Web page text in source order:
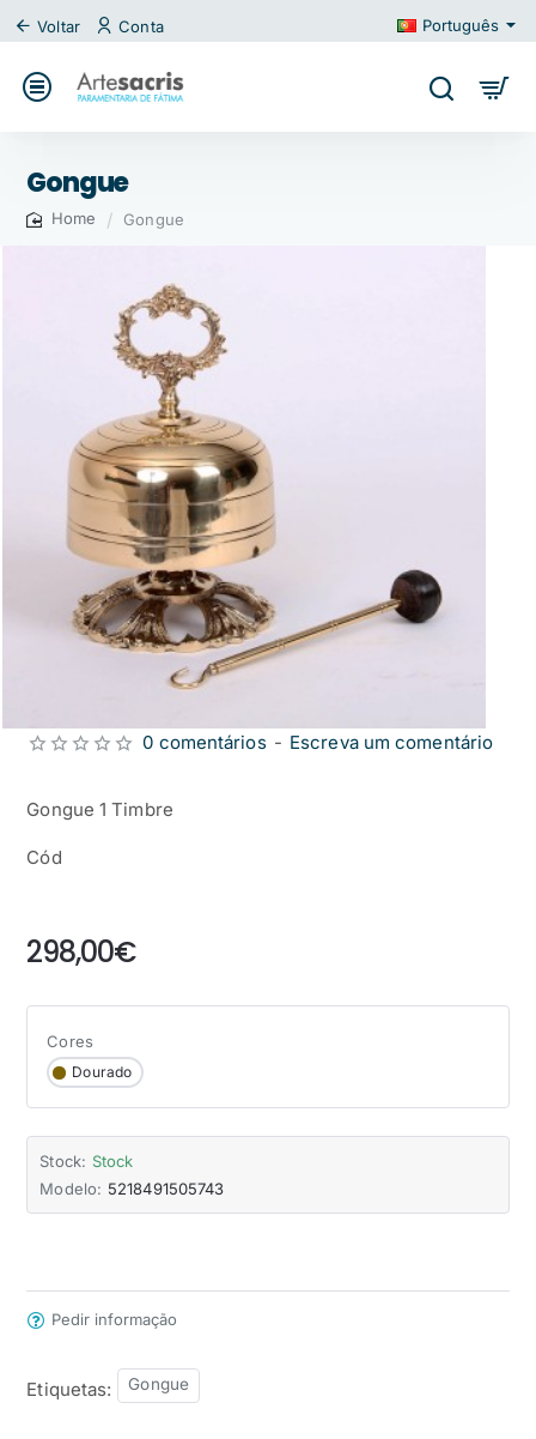
Voltar Conta Português
Gongue
Gongue
Gongue 1 Timbre
Cód
Stock: Stock
Modelo: 5218491505743
0 comentários - Escreva um comentário
298,00€
Cores
Dourado
Pedir informação
Etiquetas: Gongue